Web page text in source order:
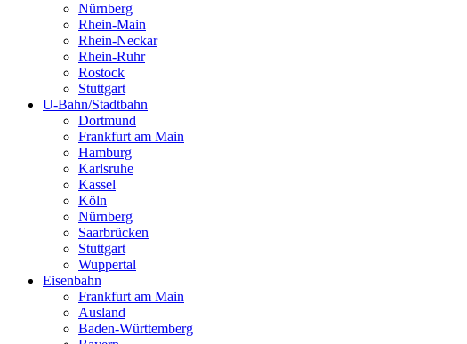
Nürnberg
Rhein-Main
Rhein-Neckar
Rhein-Ruhr
Rostock
Stuttgart
U-Bahn/Stadtbahn
Dortmund
Frankfurt am Main
Hamburg
Karlsruhe
Kassel
Köln
Nürnberg
Saarbrücken
Stuttgart
Wuppertal
Eisenbahn
Frankfurt am Main
Ausland
Baden-Württemberg